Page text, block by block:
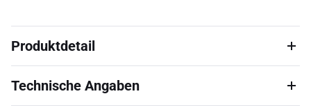
Produktdetail
Technische Angaben